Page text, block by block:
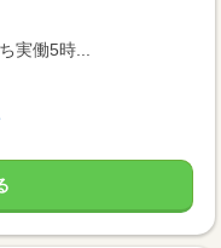
実働5時...